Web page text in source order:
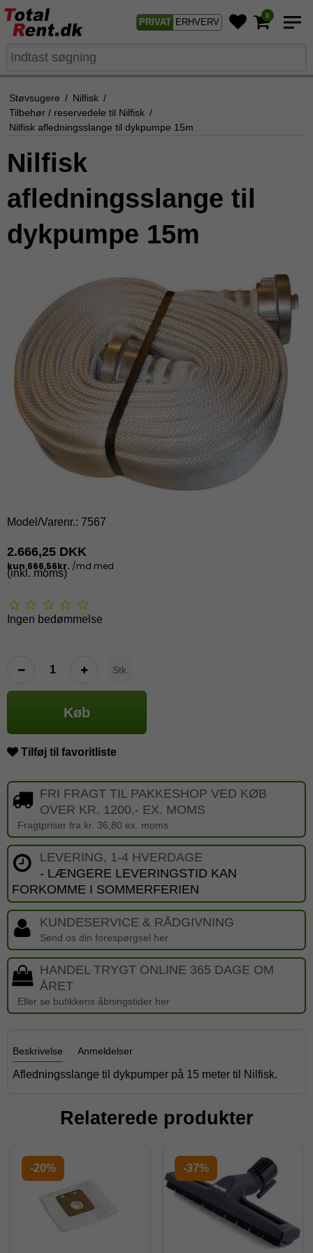
PRIVAT ERHVERV
0
Støvsugere / Nilfisk /
Tilbehør / reservedele til Nilfisk /
Nilfisk afledningsslange til dykpumpe 15m
Nilfisk
afledningsslange til
dykpumpe 15m
Model/Varenr.: 7567
2.666,25 DKK
(inkl. moms)
Ingen bedømmelse
Stk.
Køb
Tilføj til favoritliste
FRI FRAGT TIL PAKKESHOP VED KØB
OVER KR. 1200,- EX. MOMS
Fragtpriser fra kr. 36,80 ex. moms
LEVERING, 1-4 HVERDAGE
- LÆNGERE LEVERINGSTID KAN
FORKOMME I SOMMERFERIEN
KUNDESERVICE & RÅDGIVNING
Send os din forespørgsel her
HANDEL TRYGT ONLINE 365 DAGE OM
ÅRET
Eller se butikkens åbningstider her
Beskrivelse Anmeldelser
Afledningsslange til dykpumper på 15 meter til Nilfisk.
Relaterede produkter
-20% -37%